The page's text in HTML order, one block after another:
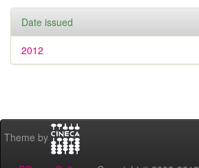
Date issued
2012
Theme by